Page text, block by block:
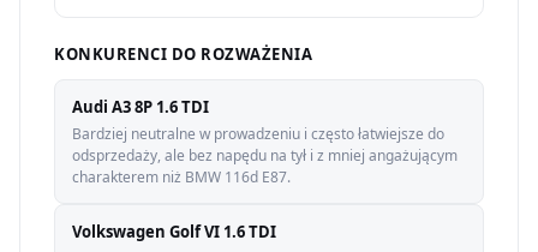
KONKURENCI DO ROZWAŻENIA
Audi A3 8P 1.6 TDI
Bardziej neutralne w prowadzeniu i często łatwiejsze do
odsprzedaży, ale bez napędu na tył i z mniej angażującym
charakterem niż BMW 116d E87.
Volkswagen Golf VI 1.6 TDI